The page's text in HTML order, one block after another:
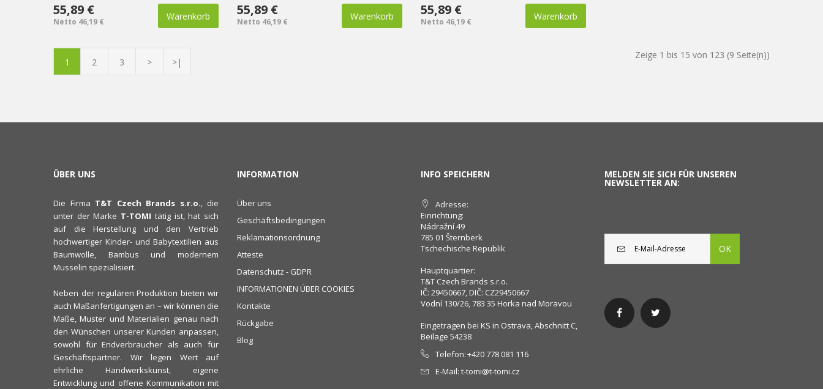
55,89 €
Netto 46,19 € Warenkorb 55,89 €
Netto 46,19 € Warenkorb 55,89 €
Netto 46,19 € Warenkorb
1 2 3 > >|
Zeige 1 bis 15 von 123 (9 Seite(n))
ÜBER UNS
Die Firma T&T Czech Brands s.r.o., die
unter der Marke T-TOMI tätig ist, hat sich
auf die Herstellung und den Vertrieb
hochwertiger Kinder- und Babytextilien aus
Baumwolle, Bambus und modernem
Musselin spezialisiert.
Neben der regulären Produktion bieten wir
auch Maßanfertigungen an – wir können die
Maße, Muster und Materialien genau nach
den Wünschen unserer Kunden anpassen,
sowohl für Endverbraucher als auch für
Geschäftspartner. Wir legen Wert auf
ehrliche Handwerkskunst, eigene
Entwicklung und offene Kommunikation mit
INFORMATION
Über uns
Geschäftsbedingungen
Reklamationsordnung
Atteste
Datenschutz - GDPR
INFORMATIONEN ÜBER COOKIES
Kontakte
Rückgabe
Blog
INFO SPEICHERN
Adresse:
Einrichtung:
Nádražní 49
785 01 Šternberk
Tschechische Republik
Hauptquartier:
T&T Czech Brands s.r.o.
IČ: 29450667, DIČ: CZ29450667
Vodní 130/26, 783 35 Horka nad Moravou
Eingetragen bei KS in Ostrava, Abschnitt C,
Beilage 54238
Telefon:+420 778 081 116
E-Mail: t-tomi@t-tomi.cz
MELDEN SIE SICH FÜR UNSEREN
NEWSLETTER AN:
OK